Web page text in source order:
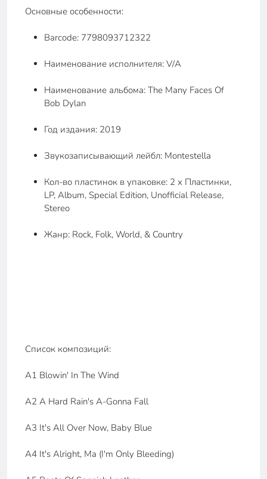
Основные особенности:
Barcode: 7798093712322
Наименование исполнителя: V/A
Наименование альбома: The Many Faces Of
Bob Dylan
Год издания: 2019
Звукозаписывающий лейбл: Montestella
Кол-во пластинок в упаковке: 2 x Пластинки,
LP, Album, Special Edition, Unofficial Release,
Stereo
Жанр: Rock, Folk, World, & Country
Список композиций:
A1 Blowin' In The Wind
A2 A Hard Rain's A-Gonna Fall
A3 It's All Over Now, Baby Blue
A4 It's Alright, Ma (I'm Only Bleeding)